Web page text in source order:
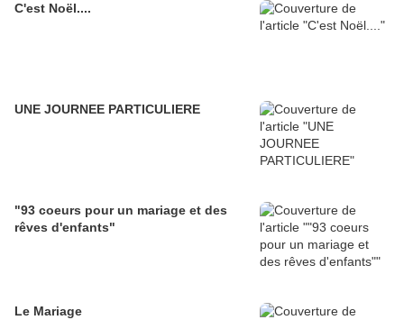
C'est Noël....
UNE JOURNEE PARTICULIERE
"93 coeurs pour un mariage et des
rêves d'enfants"
Le Mariage